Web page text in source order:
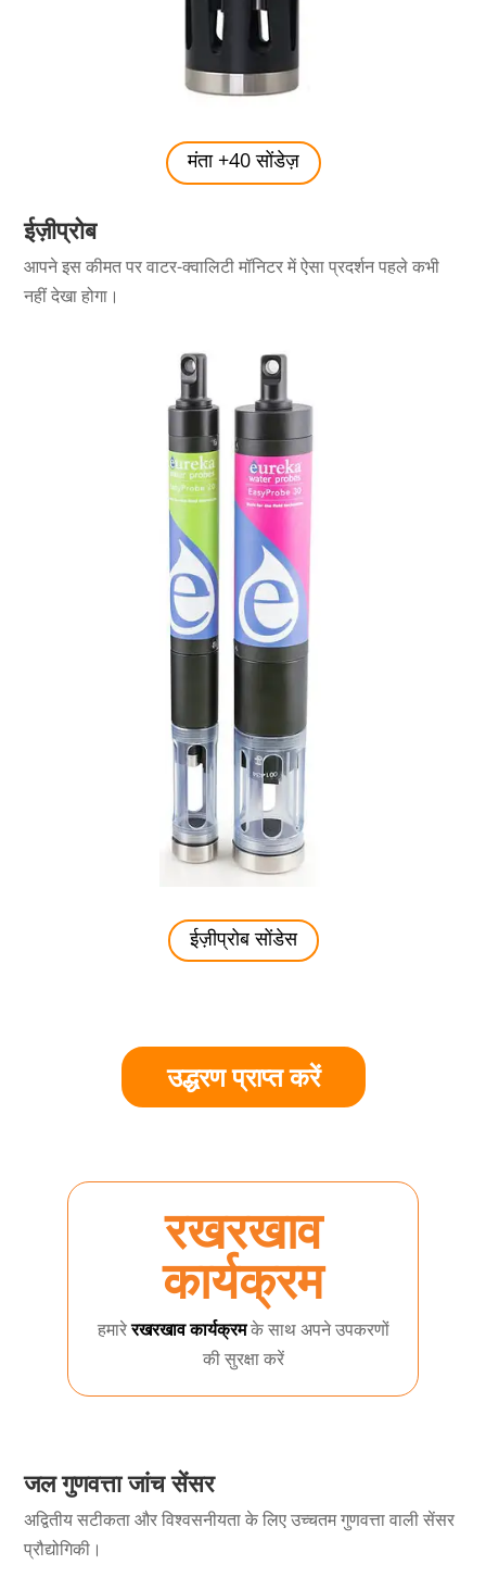
मंता +40 सोंडेज़
ईज़ीप्रोब
आपने इस कीमत पर वाटर-क्वालिटी मॉनिटर में ऐसा प्रदर्शन पहले कभी
नहीं देखा होगा।
ईज़ीप्रोब सोंडेस
उद्धरण प्राप्त करें
रखरखाव
कार्यक्रम
हमारेरखरखाव कार्यक्रमके साथ अपने उपकरणों
की सुरक्षा करें
जल गुणवत्ता जांच सेंसर
अद्वितीय सटीकता और विश्वसनीयता के लिए उच्चतम गुणवत्ता वाली सेंसर
प्रौद्योगिकी।